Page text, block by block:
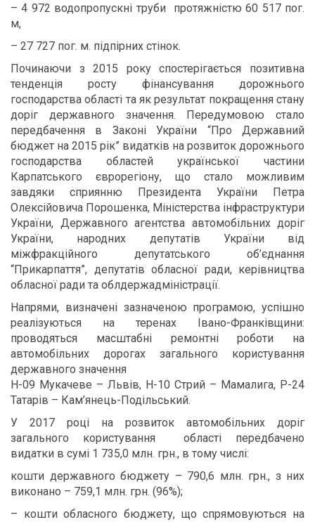
– 4 972 водопропускні труби протяжністю 60 517 пог.
м,
– 27 727 пог. м. підпірних стінок.
Починаючи з 2015 року спостерігається позитивна
тенденція росту фінансування дорожнього
господарства області та як результат покращення стану
доріг державного значення. Передумовою стало
передбачення в Законі України “Про Державний
бюджет на 2015 рік” видатків на розвиток дорожнього
господарства областей української частини
Карпатського єврорегіону, що стало можливим
завдяки сприянню Президента України Петра
Олексійовича Порошенка, Міністерства інфраструктури
України, Державного агентства автомобільних доріг
України, народних депутатів України від
міжфракційного депутатського об’єднання
“Прикарпаття”, депутатів обласної ради, керівництва
обласної ради та облдержадміністрації.
Напрями, визначені зазначеною програмою, успішно
реалізуються на теренах Івано-Франківщини:
проводяться масштабні ремонтні роботи на
автомобільних дорогах загального користування
державного значення
Н-09 Мукачеве – Львів, Н-10 Стрий – Мамалига, Р-24
Татарів – Кам’янець-Подільський.
У 2017 році на розвиток автомобільних доріг
загального користування області передбачено
видатки в сумі 1 735,0 млн. грн., в тому числі:
кошти державного бюджету – 790,6 млн. грн., з них
виконано – 759,1 млн. грн. (96%);
– кошти обласного бюджету, що спрямовуються на